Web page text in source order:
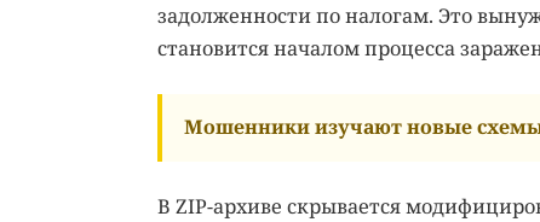
задолженности по налогам. Это
становится началом процесса
Мошенники изучают новые
В ZIP-архиве скрывается